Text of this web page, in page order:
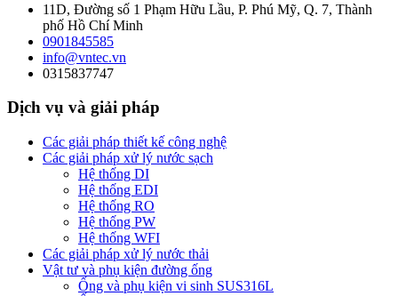
11D, Đường số 1 Phạm Hữu Lầu, P. Phú Mỹ, Q. 7, Thành
phố Hồ Chí Minh
0901845585
info@vntec.vn
0315837747
Dịch vụ và giải pháp
Các giải pháp thiết kế công nghệ
Các giải pháp xử lý nước sạch
Hệ thống DI
Hệ thống EDI
Hệ thống RO
Hệ thống PW
Hệ thống WFI
Các giải pháp xử lý nước thải
Vật tư và phụ kiện đường ống
Ống và phụ kiện vi sinh SUS316L